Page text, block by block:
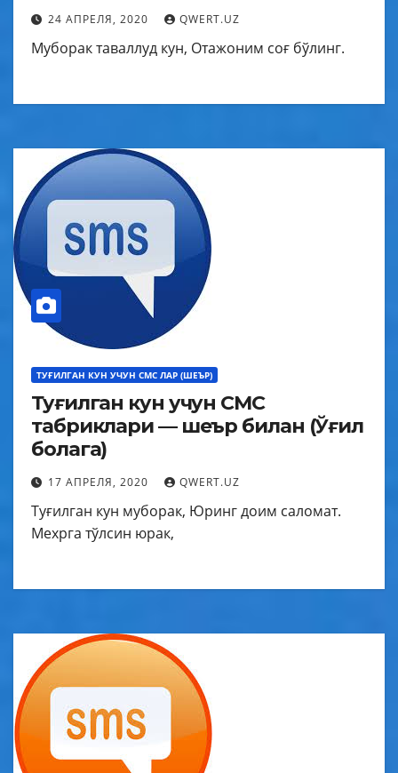
24 АПРЕЛЯ, 2020 QWERT.UZ
Муборак таваллуд кун, Отажоним соғ бўлинг.
ТУҒИЛГАН КУН УЧУН СМС ЛАР (ШЕЪР)
Туғилган кун учун СМС
табриклари — шеър билан (Ўғил
болага)
17 АПРЕЛЯ, 2020 QWERT.UZ
Туғилган кун муборак, Юринг доим саломат.
Мехрга тўлсин юрак,